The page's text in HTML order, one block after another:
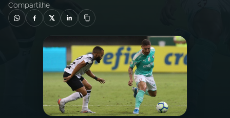
02A RÁDIO
PROGRAMAÇÃO
PROGRAMAS
PODCASTS
Compartilhe